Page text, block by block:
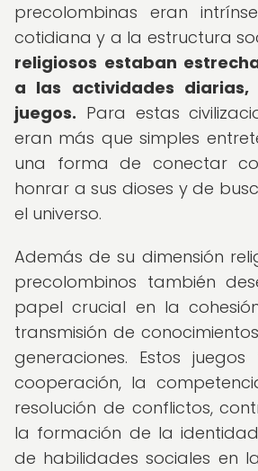
precolombinas eran
cotidiana y a la estructura
religiosos estaban
a las actividades diarias,
juegos. Para estas
eran más que simples
una forma de conectar
honrar a sus dioses y de
el universo.
Además de su dimensión
precolombinos también
papel crucial en la
transmisión de
generaciones. Estos
cooperación, la
resolución de conflictos,
la formación de la
de habilidades sociales en